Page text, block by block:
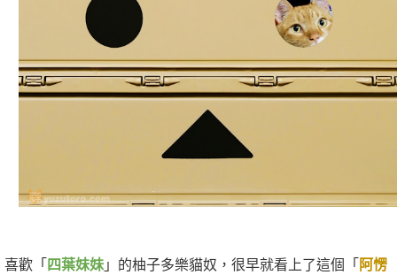
喜歡「四葉妹妹」的柚子多樂貓奴，很早就看上了這個「阿愣